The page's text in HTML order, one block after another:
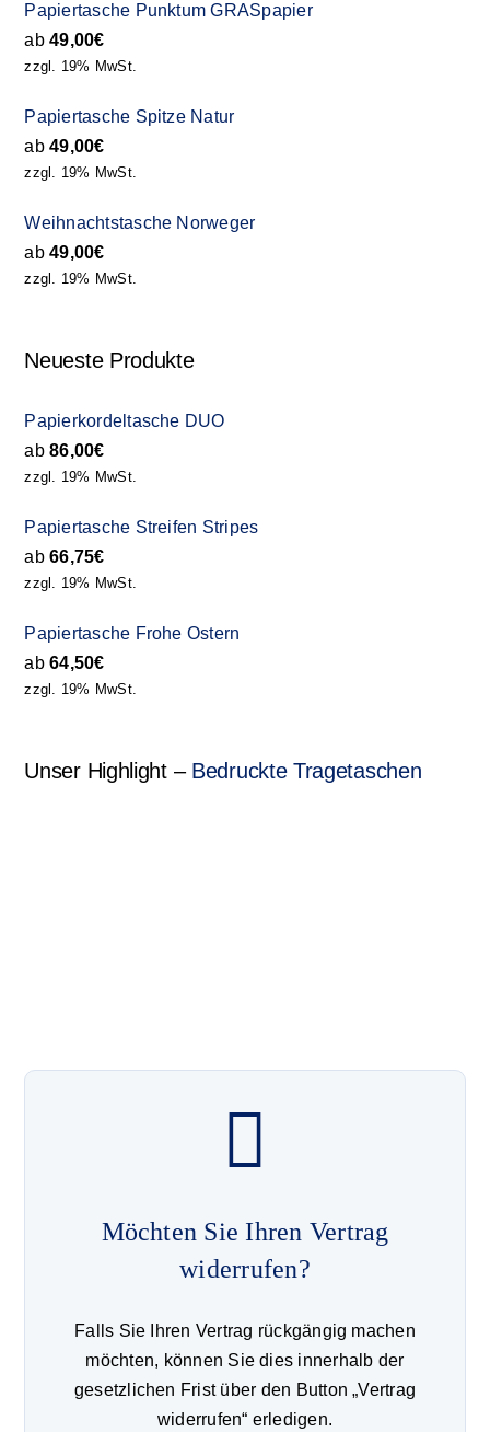
Papiertasche Punktum GRASpapier
ab49,00€
zzgl. 19% MwSt.
Papiertasche Spitze Natur
ab49,00€
zzgl. 19% MwSt.
Weihnachtstasche Norweger
ab49,00€
zzgl. 19% MwSt.
Neueste Produkte
Papierkordeltasche DUO
ab86,00€
zzgl. 19% MwSt.
Papiertasche Streifen Stripes
ab66,75€
zzgl. 19% MwSt.
Papiertasche Frohe Ostern
ab64,50€
zzgl. 19% MwSt.
Unser Highlight – Bedruckte Tragetaschen
Möchten Sie Ihren Vertrag
widerrufen?
Falls Sie Ihren Vertrag rückgängig machen
möchten, können Sie dies innerhalb der
gesetzlichen Frist über den Button „Vertrag
widerrufen“ erledigen.